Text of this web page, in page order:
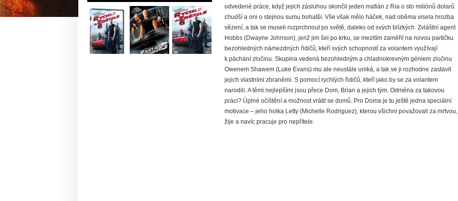
odvedené práce, když jejich zásluhou skončil jeden mafián z Ria o sto miliónů dolarů
chudší a oni o stejnou sumu bohatší. Vše však mělo háček, nad oběma visela hrozba
vězení, a tak se museli rozprchnout po světě, daleko od svých blízkých. Zvláštní agent
Hobbs (Dwayne Johnson), jenž jim šel po krku, se mezitím zaměřil na novou partičku
bezohledných námezdných řidičů, kteří svých schopností za volantem využívají
k páchání zločinu. Skupina vedená bezohledným a chladnokrevným géniem zločinu
Owenem Shawem (Luke Evans) mu ale neustále uniká, a tak se ji rozhodne zastavit
jejich vlastními zbraněmi. S pomocí rychlých řidičů, kteří jako by se za volantem
narodili. A těmi nejlepšími jsou přece Dom, Brian a jejich tým. Odměna za takovou
práci? Úplné očištění a možnost vrátit se domů. Pro Doma je tu ještě jedna speciální
motivace – jeho holka Letty (Michelle Rodriguez), kterou všichni považovali za mrtvou,
žije a navíc pracuje pro nepřítele.